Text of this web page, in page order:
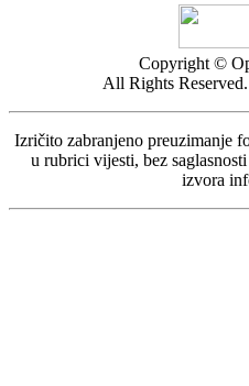
Copyright ©
All Rights
Izričito zabranjeno preuzimanje
u rubrici vijesti, bez
izvora